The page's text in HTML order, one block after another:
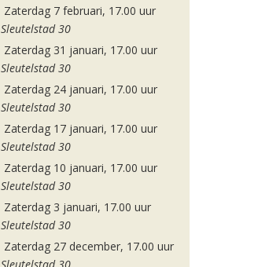
Zaterdag 7 februari, 17.00 uur
Sleutelstad 30
Zaterdag 31 januari, 17.00 uur
Sleutelstad 30
Zaterdag 24 januari, 17.00 uur
Sleutelstad 30
Zaterdag 17 januari, 17.00 uur
Sleutelstad 30
Zaterdag 10 januari, 17.00 uur
Sleutelstad 30
Zaterdag 3 januari, 17.00 uur
Sleutelstad 30
Zaterdag 27 december, 17.00 uur